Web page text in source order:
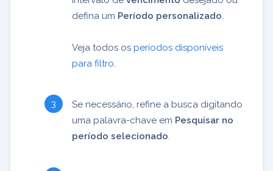
defina um Período personalizado.
Veja todos os períodos disponíveis
para filtro.
Se necessário, refine a busca digitando
uma palavra-chave em Pesquisar no
período selecionado.